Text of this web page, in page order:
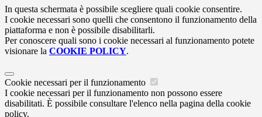
In questa schermata è possibile scegliere quali cookie consentire.
I cookie necessari sono quelli che consentono il funzionamento della
piattaforma e non è possibile disabilitarli.
Per conoscere quali sono i cookie necessari al funzionamento potete
visionare la COOKIE POLICY.
Cookie necessari per il funzionamento
I cookie necessari per il funzionamento non possono essere
disabilitati. È possibile consultare l'elenco nella pagina della cookie
policy.